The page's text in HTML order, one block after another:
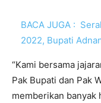
BACA JUGA :
2022, Bupati
“Kami bersama
Pak Bupati dan Pak
memberikan banyak